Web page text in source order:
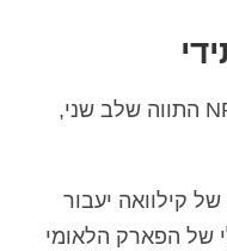
לאחר תחילת השלב הראשון, NPS התווה שלב שני,
קילוואה יעבור
של הפארק הלאומי